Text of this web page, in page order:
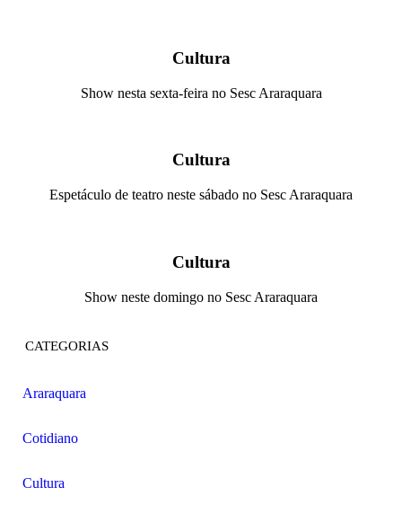
Cultura
Show nesta sexta-feira no Sesc Araraquara
Cultura
Espetáculo de teatro neste sábado no Sesc Araraquara
Cultura
Show neste domingo no Sesc Araraquara
CATEGORIAS
Araraquara
Cotidiano
Cultura